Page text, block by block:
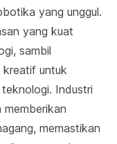
yang unggul.
yang kuat
sambil
kreatif untuk
Industri
memastikan